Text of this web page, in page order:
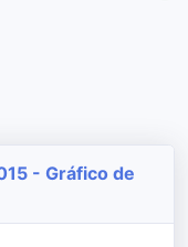
- Gráfico de